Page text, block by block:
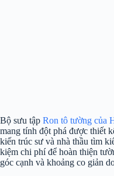
Bộ sưu tập Ron tô tường của
mang tính đột phá được thiết
kiến trúc sư và nhà thầu tìm
kiệm chi phí để hoàn thiện
góc cạnh và khoảng co giản